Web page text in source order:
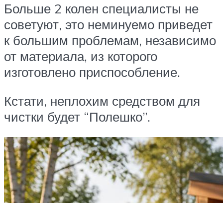
Больше 2 колен специалисты не
советуют, это неминуемо приведет
к большим проблемам, независимо
от материала, из которого
изготовлено приспособление.
Кстати, неплохим средством для
чистки будет “Полешко”.